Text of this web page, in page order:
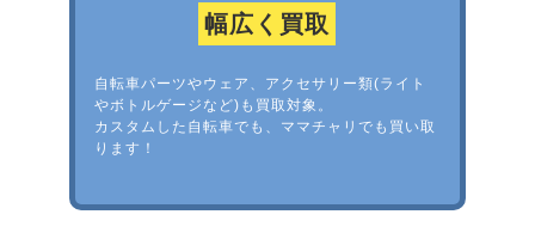
幅広く買取
自転車パーツやウェア、アクセサリー類(ライト
やボトルゲージなど)も買取対象。
カスタムした自転車でも、ママチャリでも買い取
ります！